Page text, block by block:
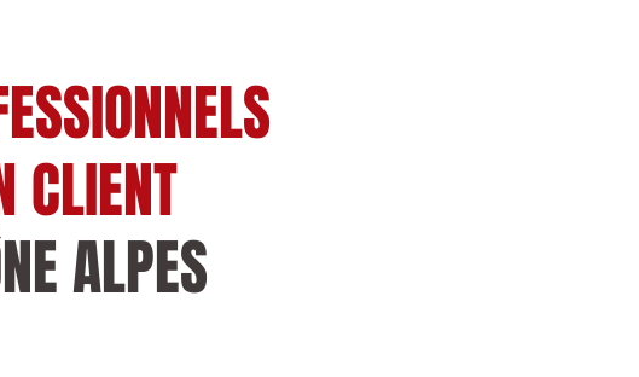
CLIENT
ALPES